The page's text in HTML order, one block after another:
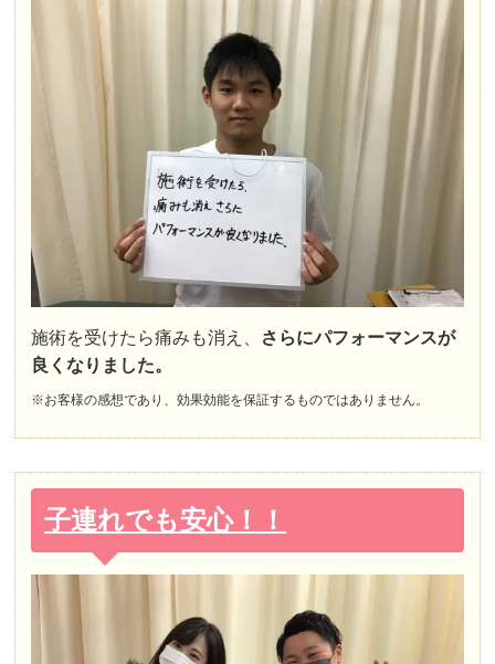
施術を受けたら痛みも消え、 さらにパフォーマンスが
良くなりました。
※お客様の感想であり、効果効能を保証するものではありません。
子連れでも安心！！